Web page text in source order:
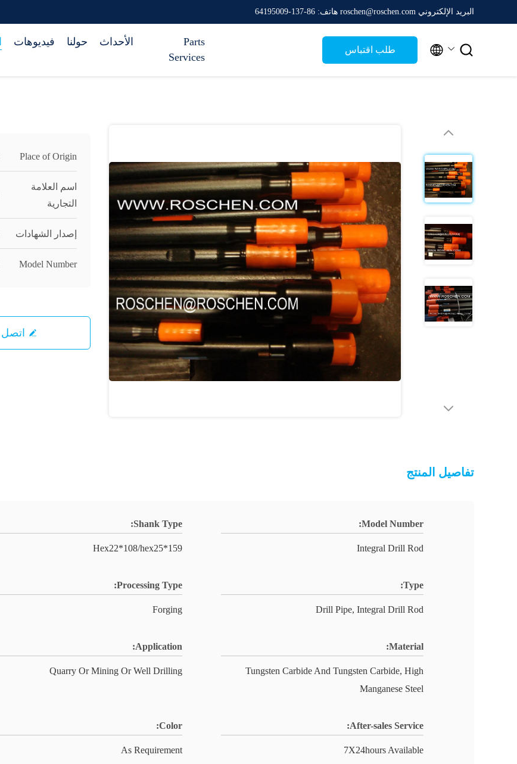
البريد الإلكتروني roschen@roschen.com هاتف: 86-137-64195009
فيديوهات حولنا الأحداث
Parts
Services
طلب اقتباس  
Place of Origin
اسم العلامة
التجارية
إصدار الشهادات
Model Number
تفاصيل المنتج
Model Number:
Integral Drill Rod
Shank Type:
Hex22*108/hex25*159
Type:
Drill Pipe, Integral Drill Rod
Processing Type:
Forging
Material:
Tungsten Carbide And Tungsten Carbide, High
Manganese Steel
Application:
Quarry Or Mining Or Well Drilling
After-sales Service:
7X24hours Available
Color:
As Requirement